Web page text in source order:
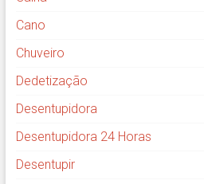
Cano
Chuveiro
Dedetização
Desentupidora
Desentupidora 24 Horas
Desentupir